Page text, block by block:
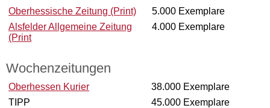
Oberhessische Zeitung (Print)
5.000 Exemplare
Alsfelder Allgemeine Zeitung
(Print
4.000 Exemplare
Wochenzeitungen
Oberhessen Kurier
38.000 Exemplare
TIPP
45.000 Exemplare